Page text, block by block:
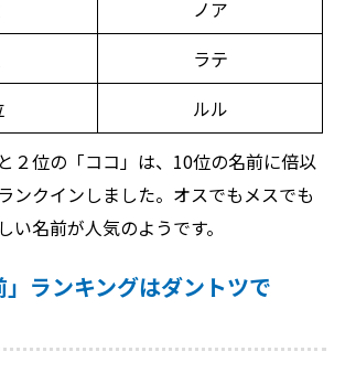
ノア
ラテ
ルル
２位の「ココ」は、10位の名前に倍以
ンクインしました。オスでもメスでも
い名前が人気のようです。
」ランキングはダントツで